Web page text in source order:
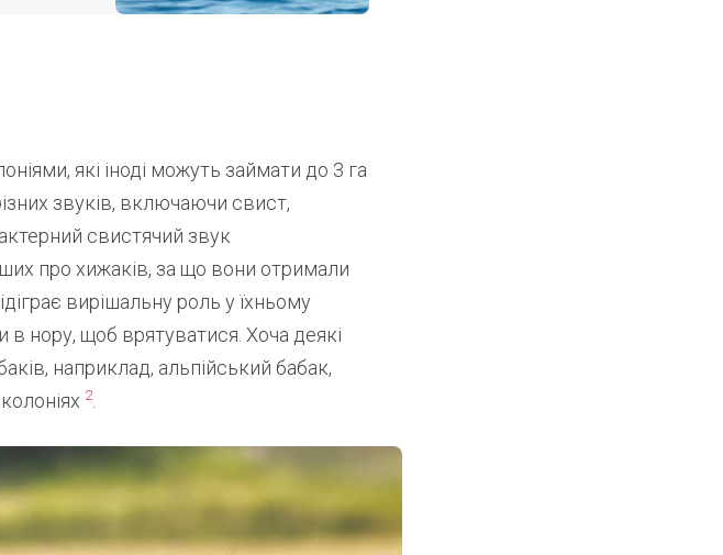
які іноді можуть займати до 3 га
звуків, включаючи свист,
свистячий звук
про хижаків, за що вони отримали
вирішальну роль у їхньому
в нору, щоб врятуватися. Хоча деякі
наприклад, альпійський бабак,
2.